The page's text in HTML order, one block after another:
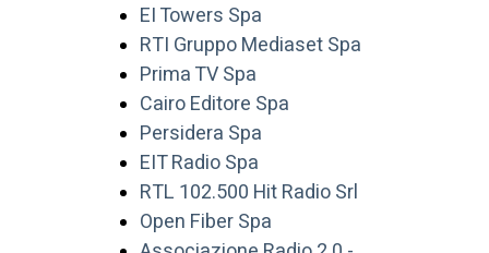
EI Towers Spa
RTI Gruppo Mediaset Spa
Prima TV Spa
Cairo Editore Spa
Persidera Spa
EIT Radio Spa
RTL 102.500 Hit Radio Srl
Open Fiber Spa